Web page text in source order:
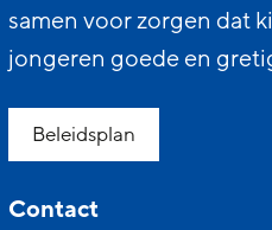
samen voor zorgen dat
jongeren goede en
Beleidsplan
Contact